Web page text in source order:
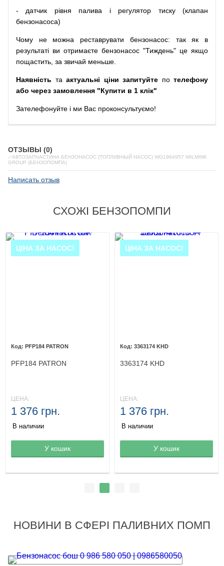
- датчик рівня палива і регулятор тиску (клапан
бензонасоса)
Чому не можна реставрувати бензонасос: так як
в
результаті ви отримаєте бензонасос "Тиждень" це якщо
пощастить, за звичай меньше.
Наявність та актуальні ціни запитуйте по телефону
або через замовлення "Купити в 1 клік"
Зателефонуйте і ми Вас проконсультуємо!
ОТЗЫВЫ (0)
✅АВТОЗАПЧАСТИНА БЕНЗОНАСОС (ТОПЛИВНЫЙ НАСОС) WG1964957 WILMINK
GROUP (БЕНЗОПОМПА)
Написать отзыв
СХОЖІ БЕНЗОПОМПИ
Товар в корзине
ЦІНА ЗА НАСОС!
PFP184 PATRON
PFP184 PATRON
ЦЕНА:
1 376 грн.
В наличии
У кошик Товар в корзине
ЦІНА ЗА НАСОС!
3363174 KHD
3363174 KHD
ЦЕНА:
1 376 грн.
В наличии
У кошик
НОВИНИ В СФЕРІ ПАЛИВНИХ ПОМП